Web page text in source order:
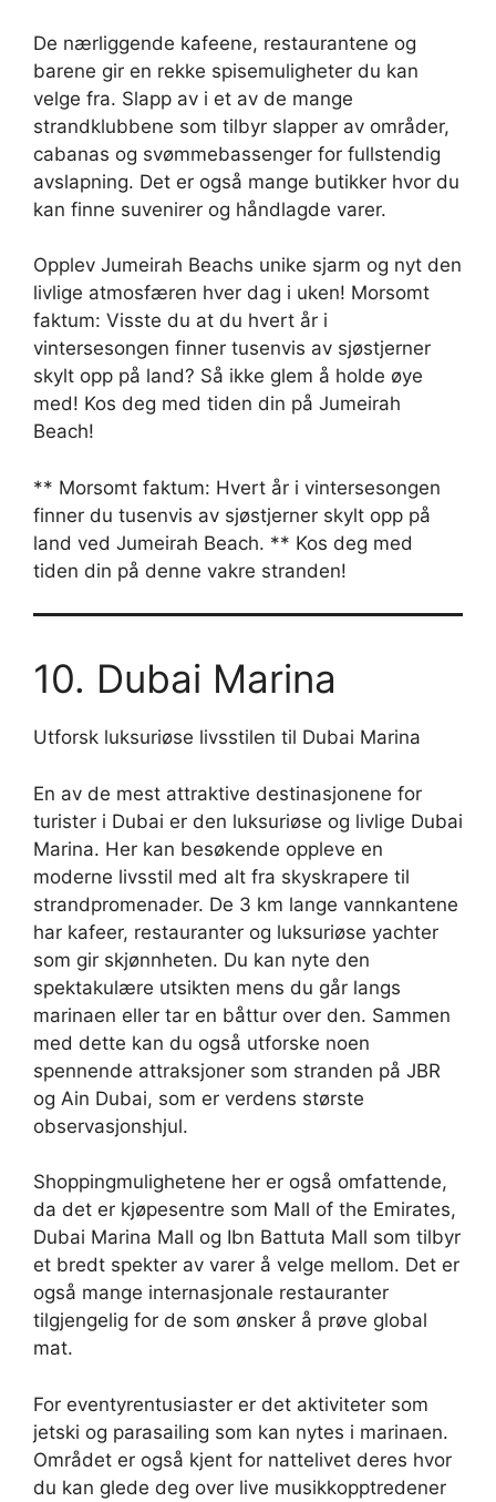
De nærliggende kafeene, restaurantene og
barene gir en rekke spisemuligheter du kan
velge fra. Slapp av i et av de mange
strandklubbene som tilbyr slapper av områder,
cabanas og svømmebassenger for fullstendig
avslapning. Det er også mange butikker hvor du
kan finne suvenirer og håndlagde varer.
Opplev Jumeirah Beachs unike sjarm og nyt den
livlige atmosfæren hver dag i uken! Morsomt
faktum: Visste du at du hvert år i
vintersesongen finner tusenvis av sjøstjerner
skylt opp på land? Så ikke glem å holde øye
med! Kos deg med tiden din på Jumeirah
Beach!
** Morsomt faktum: Hvert år i vintersesongen
finner du tusenvis av sjøstjerner skylt opp på
land ved Jumeirah Beach. ** Kos deg med
tiden din på denne vakre stranden!
10. Dubai Marina
Utforsk luksuriøse livsstilen til Dubai Marina
En av de mest attraktive destinasjonene for
turister i Dubai er den luksuriøse og livlige Dubai
Marina. Her kan besøkende oppleve en
moderne livsstil med alt fra skyskrapere til
strandpromenader. De 3 km lange vannkantene
har kafeer, restauranter og luksuriøse yachter
som gir skjønnheten. Du kan nyte den
spektakulære utsikten mens du går langs
marinaen eller tar en båttur over den. Sammen
med dette kan du også utforske noen
spennende attraksjoner som stranden på JBR
og Ain Dubai, som er verdens største
observasjonshjul.
Shoppingmulighetene her er også omfattende,
da det er kjøpesentre som Mall of the Emirates,
Dubai Marina Mall og Ibn Battuta Mall som tilbyr
et bredt spekter av varer å velge mellom. Det er
også mange internasjonale restauranter
tilgjengelig for de som ønsker å prøve global
mat.
For eventyrentusiaster er det aktiviteter som
jetski og parasailing som kan nytes i marinaen.
Området er også kjent for nattelivet deres hvor
du kan glede deg over live musikkopptredener